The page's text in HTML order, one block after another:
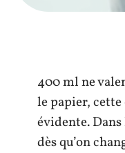
400 ml ne
le papier,
évidente.
dès qu’on